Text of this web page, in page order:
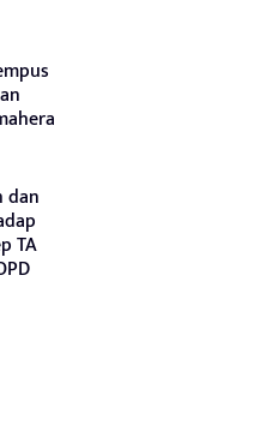
dan
TA